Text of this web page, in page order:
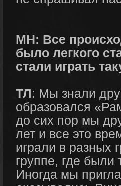
МН: Все
было легкого
стали играть
ТЛ: Мы знали
образовался
до сих пор мы
лет и все это
играли в разных
группе, где были
Иногда мы